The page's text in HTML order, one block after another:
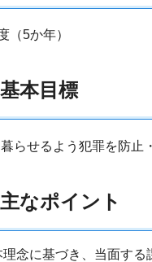
（5か年）
本目標
らせるよう犯罪を防止
なポイント
念に基づき、当面す